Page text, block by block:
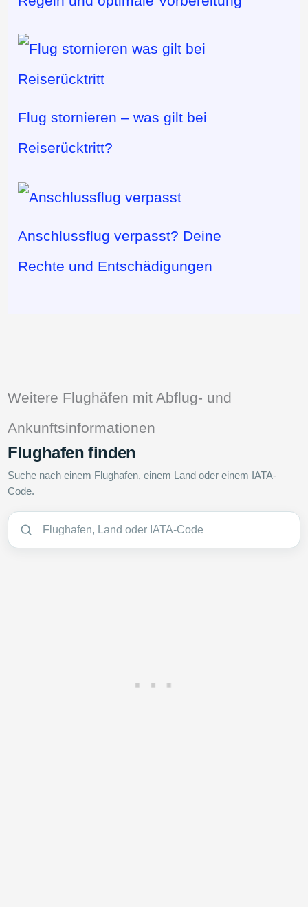
Flug stornieren – was gilt bei
Reiserücktritt?
Anschlussflug verpasst? Deine
Rechte und Entschädigungen
Weitere Flughäfen mit Abflug- und
Ankunftsinformationen
Flughafen finden
Suche nach einem Flughafen, einem Land oder einem IATA-
Code.